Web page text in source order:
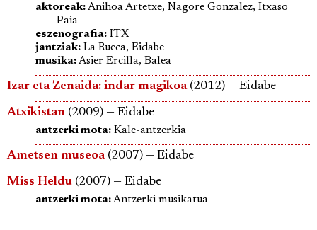
aktoreak:Anihoa Artetxe, Nagore Gonzalez, Itxaso
Paia
eszenografia: ITX
jantziak: La Rueca, Eidabe
musika:Asier Ercilla, Balea
Izar eta Zenaida: indar magikoa(2012) — Eidabe
Atxikistan (2009) — Eidabe
antzerki mota: Kale-antzerkia
Ametsen museoa(2007) — Eidabe
Miss Heldu (2007) — Eidabe
antzerki mota:Antzerki musikatua